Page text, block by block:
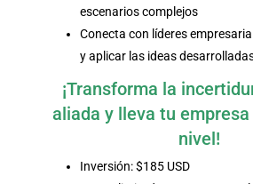
escenarios complejos
Conecta con líderes
y aplicar las ideas
¡Transforma la
aliada y lleva tu
nivel!
Inversión: $185 USD